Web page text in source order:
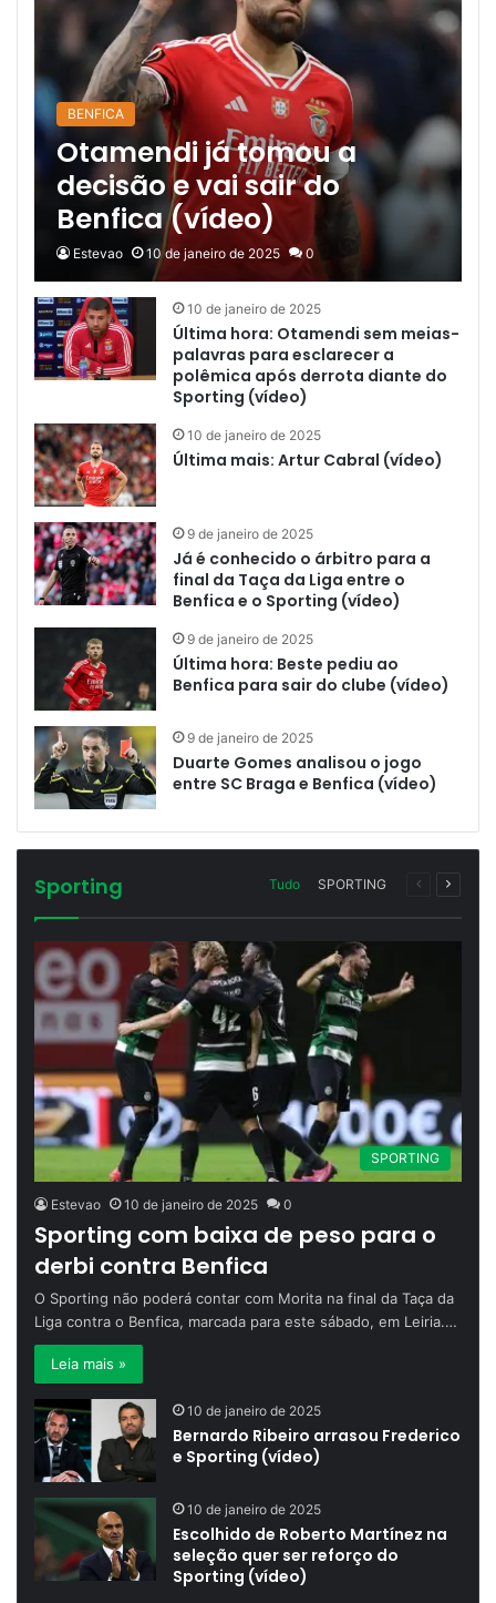
BENFICA
Otamendi já tomou a
decisão e vai sair do
Benfica (vídeo)
Estevao 10 de janeiro de 2025 0
10 de janeiro de 2025
Última hora: Otamendi sem meias-
palavras para esclarecer a
polêmica após derrota diante do
Sporting (vídeo)
10 de janeiro de 2025
Última mais: Artur Cabral (vídeo)
9 de janeiro de 2025
Já é conhecido o árbitro para a
final da Taça da Liga entre o
Benfica e o Sporting (vídeo)
9 de janeiro de 2025
Última hora: Beste pediu ao
Benfica para sair do clube (vídeo)
9 de janeiro de 2025
Duarte Gomes analisou o jogo
entre SC Braga e Benfica (vídeo)
Sporting Tudo SPORTING
Página
SPORTING
Estevao 10 de janeiro de 2025 0
Sporting com baixa de peso para o
derbi contra Benfica
O Sporting não poderá contar com Morita na final da Taça da
Liga contra o Benfica, marcada para este sábado, em Leiria.…
Leia mais »
10 de janeiro de 2025
Bernardo Ribeiro arrasou Frederico
e Sporting (vídeo)
10 de janeiro de 2025
Escolhido de Roberto Martínez na
seleção quer ser reforço do
Sporting (vídeo)